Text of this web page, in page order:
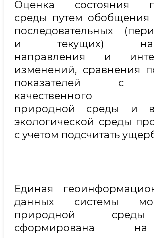
Оценка состояния
среды путем обобщения
последовательных
и текущих)
направления и
изменений, сравнения
показателей с
качественного
природной среды и
экологической среды
с учетом подсчитать
Единая
данных системы
природной
сформирована